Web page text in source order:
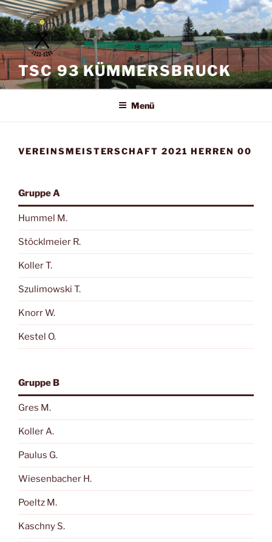
Zum
Inhalt
springen
TSC 93 KÜMMERSBRUCK
Menü
VEREINSMEISTERSCHAFT 2021 HERREN 00
Gruppe A
Hummel M.
Stöcklmeier R.
Koller T.
Szulimowski T.
Knorr W.
Kestel O.
Gruppe B
Gres M.
Koller A.
Paulus G.
Wiesenbacher H.
Poeltz M.
Kaschny S.